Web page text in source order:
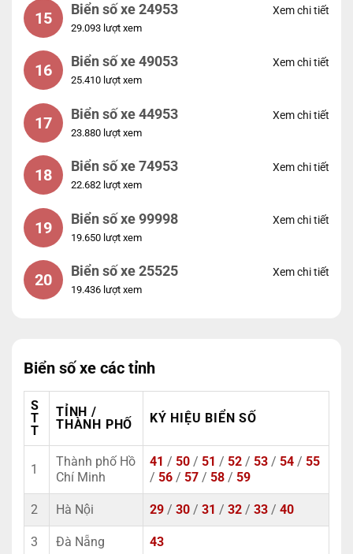
15 Biển số xe 24953
29.093 lượt xem
Xem chi tiết
16 Biển số xe 49053
25.410 lượt xem
Xem chi tiết
17 Biển số xe 44953
23.880 lượt xem
Xem chi tiết
18 Biển số xe 74953
22.682 lượt xem
Xem chi tiết
19 Biển số xe 99998
19.650 lượt xem
Xem chi tiết
20 Biển số xe 25525
19.436 lượt xem
Xem chi tiết
Biển số xe các tỉnh
S
T
T
TỈNH /
THÀNH PHỐ
KÝ HIỆU BIỂN SỐ
1
Thành phố Hồ
Chí Minh
41 / 50 / 51 / 52 / 53 / 54 / 55
/ 56 / 57 / 58 / 59
2 Hà Nội 29 / 30 / 31 / 32 / 33 / 40
3 Đà Nẵng 43